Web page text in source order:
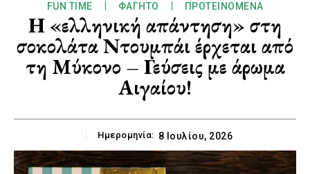
FUN TIME ΦΑΓΗΤΌ ΠΡΟΤΕΙΝΌΜΕΝΑ
Η «ελληνική απάντηση» στη
σοκολάτα Ντουμπάι έρχεται από
τη Μύκονο – Γεύσεις με άρωμα
Αιγαίου!
Ημερομηνία: 8 Ιουλίου, 2026